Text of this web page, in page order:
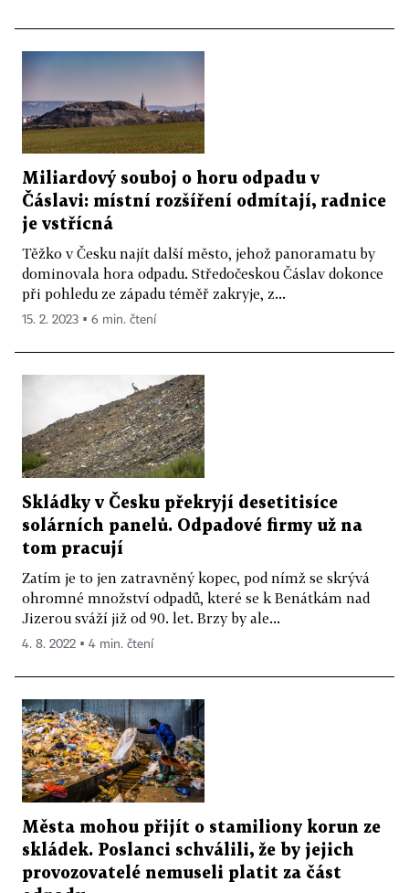
Miliardový souboj o horu odpadu v
Čáslavi: místní rozšíření odmítají, radnice
je vstřícná
Těžko v Česku najít další město, jehož panoramatu by
dominovala hora odpadu. Středočeskou Čáslav dokonce
při pohledu ze západu téměř zakryje, z...
15. 2. 2023 ▪ 6 min. čtení
Skládky v Česku překryjí desetitisíce
solárních panelů. Odpadové firmy už na
tom pracují
Zatím je to jen zatravněný kopec, pod nímž se skrývá
ohromné množství odpadů, které se k Benátkám nad
Jizerou sváží již od 90. let. Brzy by ale...
4. 8. 2022 ▪ 4 min. čtení
Města mohou přijít o stamiliony korun ze
skládek. Poslanci schválili, že by jejich
provozovatelé nemuseli platit za část